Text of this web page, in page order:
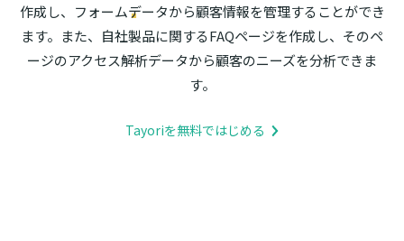
作成し、フォームデータから顧客情報を管理することができ
ます。また、自社製品に関するFAQページを作成し、そのペ
ージのアクセス解析データから顧客のニーズを分析できま
す。
Tayoriを無料ではじめる